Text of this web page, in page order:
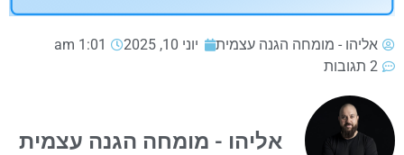
אליהו - מומחה הגנה עצמית יוני 10, 2025
1:01 am
2 תגובות
אליהו - מומחה הגנה עצמית